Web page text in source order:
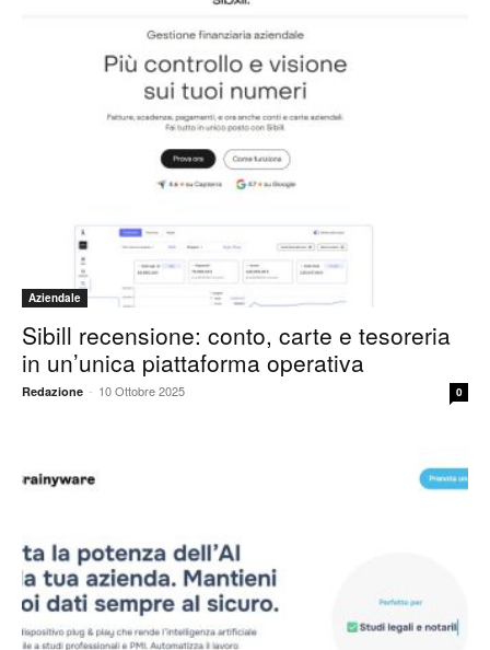
Aziendale
Sibill recensione: conto, carte e tesoreria
in un’unica piattaforma operativa
Redazione - 10 Ottobre 2025 0